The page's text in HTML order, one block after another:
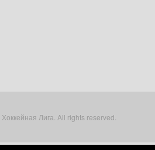
Лига. All rights reserved.